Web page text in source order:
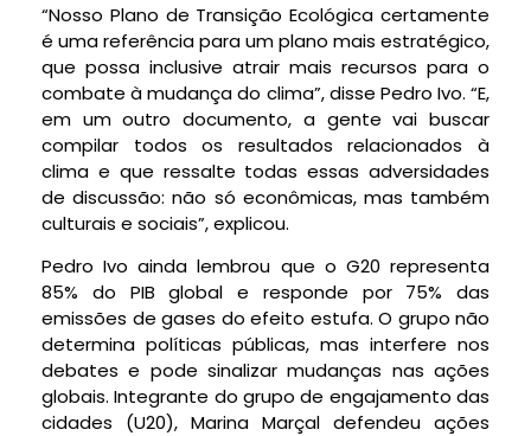
“Nosso Plano de Transição Ecológica certamente
é uma referência para um plano mais estratégico,
que possa inclusive atrair mais recursos para o
combate à mudança do clima”, disse Pedro Ivo. “E,
em um outro documento, a gente vai buscar
compilar todos os resultados relacionados à
clima e que ressalte todas essas adversidades
de discussão: não só econômicas, mas também
culturais e sociais”, explicou.
Pedro Ivo ainda lembrou que o G20 representa
85% do PIB global e responde por 75% das
emissões de gases do efeito estufa. O grupo não
determina políticas públicas, mas interfere nos
debates e pode sinalizar mudanças nas ações
globais. Integrante do grupo de engajamento das
cidades (U20), Marina Marçal defendeu ações